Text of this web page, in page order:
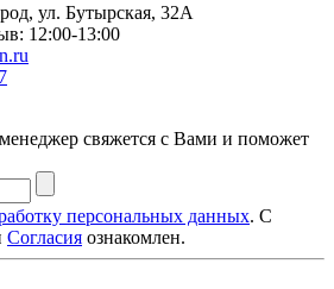
ул. Бутырская, 32А
12:00-13:00
свяжется с Вами и поможет
персональных данных. С
Согласия ознакомлен.